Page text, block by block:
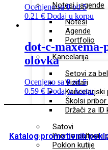
Notesi i agende
Notesi
Agende
Portfolio
Kancelarija
Setovi za
Vizitari
Kancelarjski
Školsi pribor
Držači za ID
Satovi
Promo pultovi i
Poklon kutije
Ocenjeno sa0od 5
0.21 € Dodaj u korpu
dot-c-
olovka
Ocenjeno sa0od 5
0.59 € Dodaj u korpu
Katalog promotivnih